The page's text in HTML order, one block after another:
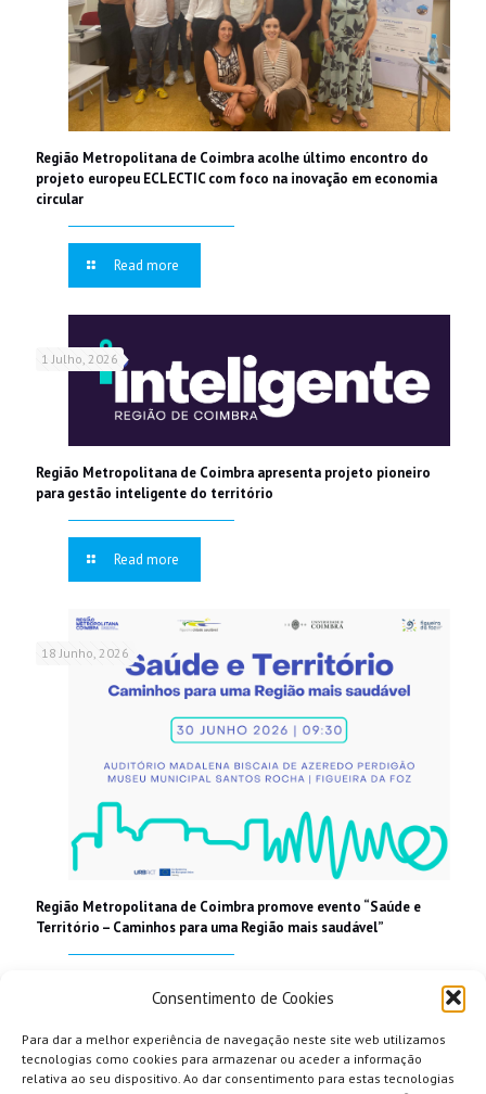
Consentimento de Cookies
Para dar a melhor experiência de navegação neste site web utilizamos
tecnologias como cookies para armazenar ou aceder a informação
relativa ao seu dispositivo. Ao dar consentimento para estas tecnologias
Região Metropolitana de Coimbra acolhe último encontro do
projeto europeu ECLECTIC com foco na inovação em economia
circular
Read more
1 Julho, 2026
Região Metropolitana de Coimbra apresenta projeto pioneiro
para gestão inteligente do território
Read more
18 Junho, 2026
Região Metropolitana de Coimbra promove evento “Saúde e
Território – Caminhos para uma Região mais saudável”
Read more